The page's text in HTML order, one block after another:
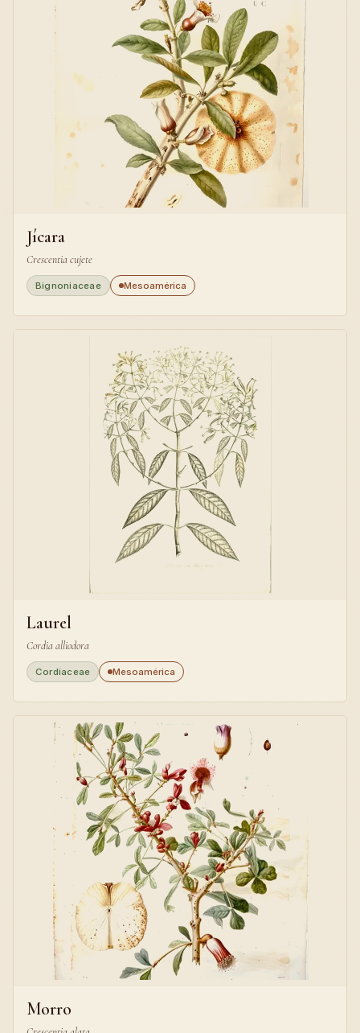
Jícara
Crescentia cujete
Bignoniaceae Mesoamérica
Laurel
Cordia alliodora
Cordiaceae Mesoamérica
Morro